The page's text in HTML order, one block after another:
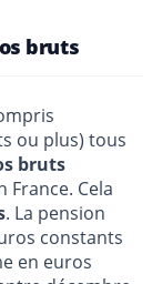
bruts
ou plus) tous
bruts
Cela
. La pension
constants
en euros